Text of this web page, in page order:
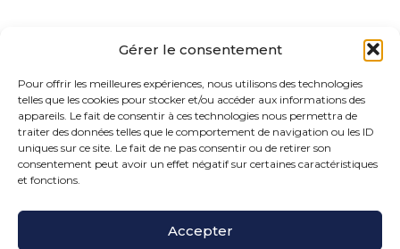
Gérer le consentement
Pour offrir les meilleures expériences, nous utilisons des technologies
telles que les cookies pour stocker et/ou accéder aux informations des
appareils. Le fait de consentir à ces technologies nous permettra de
traiter des données telles que le comportement de navigation ou les ID
uniques sur ce site. Le fait de ne pas consentir ou de retirer son
consentement peut avoir un effet négatif sur certaines caractéristiques
et fonctions.
Accepter
Commentaires récents
Aucun commentaire à afficher.
15 rue de la Bonne Rencontre – 77860 Quincy